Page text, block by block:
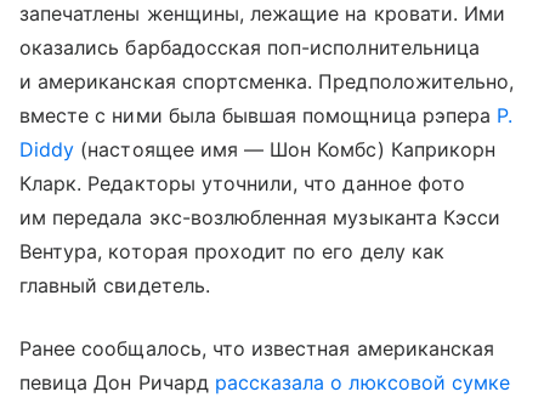
запечатлены женщины, лежащие на кровати. Ими
оказались барбадосская поп-исполнительница
и американская спортсменка. Предположительно,
вместе с ними была бывшая помощница рэпера P.
Diddy (настоящее имя — Шон Комбс) Каприкорн
Кларк. Редакторы уточнили, что данное фото
им передала экс-возлюбленная музыканта Кэсси
Вентура, которая проходит по его делу как
главный свидетель.
Ранее сообщалось, что известная американская
певица Дон Ричард рассказала о люксовой сумке